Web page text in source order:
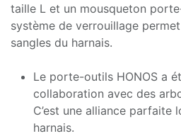
taille L et un mousqueton
système de verrouillage
sangles du harnais.
Le porte-outils HONOS a
collaboration avec des
C’est une alliance parfaite
harnais.